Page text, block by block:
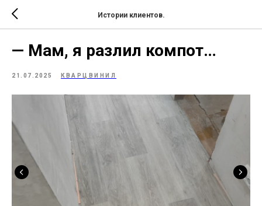
Истории клиентов.
— Мам, я разлил компот…
21.07.2025 КВАРЦВИНИЛ